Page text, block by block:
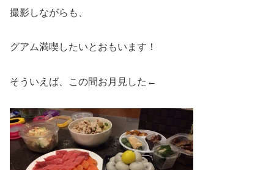
撮影しながらも、
グアム満喫したいとおもいます！
そういえば、この間お月見した←